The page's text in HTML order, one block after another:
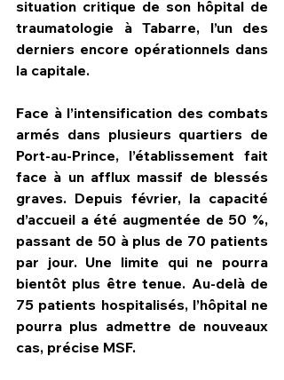
situation critique de son hôpital de
traumatologie à Tabarre, l’un des
derniers encore opérationnels dans
la capitale.
Face à l’intensification des combats
armés dans plusieurs quartiers de
Port-au-Prince, l’établissement fait
face à un afflux massif de blessés
graves. Depuis février, la capacité
d’accueil a été augmentée de 50 %,
passant de 50 à plus de 70 patients
par jour. Une limite qui ne pourra
bientôt plus être tenue. Au-delà de
75 patients hospitalisés, l’hôpital ne
pourra plus admettre de nouveaux
cas, précise MSF.